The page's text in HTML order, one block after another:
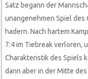
Satz begann der
unangenehmen Spiel des
hadern. Nach hartem
7:4 im Tiebreak verloren,
Charakteristik des Spiels
dann aber in der Mitte